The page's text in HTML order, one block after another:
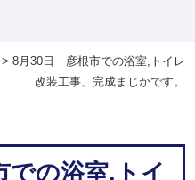
8月30日 彦根市での浴室,トイレ
改装工事、完成まじかです。
の浴室,トイ